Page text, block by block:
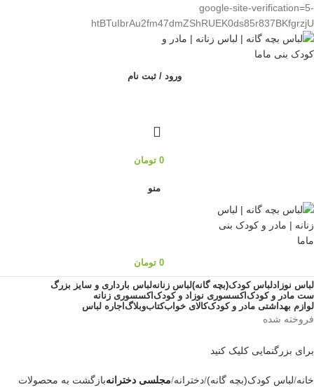
google-site-verification=5-
htBTuIbrAu2fm47dmZShRUEK0ds85r837BKfgrzjU
ورود / ثبت نام
0 تومان
منو
0 تومان
لباس نوزادلباس کودک(بچه گانه)لباس زنانهلباس بارداری و سایز بزرگ
ست مادر و کودک اکسسوری نوزاد و کودک اکسسوری زنانه
لوازم بهداشتی مادر و کودککالای خوابکتابوبلاگ اجاره لباس
فروخته شده
برای بزرگنمایی کلیک کنید
خانه لباس کودک(بچه گانه) دخترانه مجلسی دخترانهبازگشت به محصولات